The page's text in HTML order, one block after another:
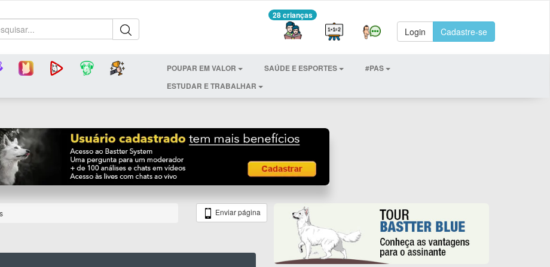
28 crianças
Login Cadastre-se
POUPAR EM VALOR SAÚDE E ESPORTES
#PAS
ESTUDAR E TRABALHAR
Enviar página